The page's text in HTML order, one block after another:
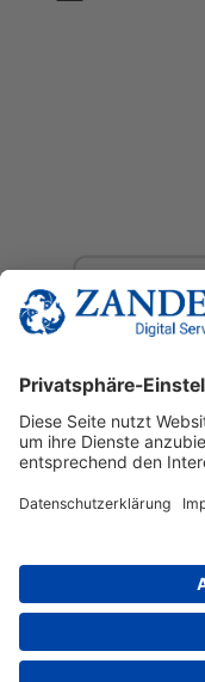
© 2025 Zander